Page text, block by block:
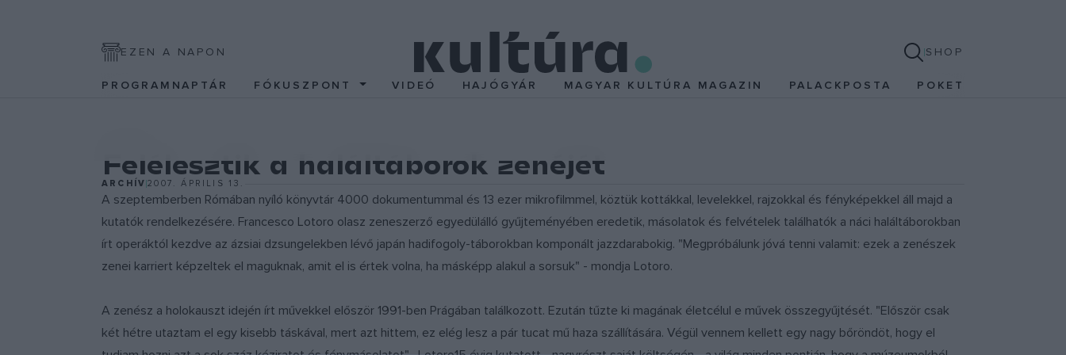
EZEN A NAPON SHOP
PROGRAMNAPTÁR FÓKUSZPONT VIDEÓ HAJÓGYÁR MAGYAR KULTÚRA MAGAZIN PALACKPOSTA POKET
Felélesztik a haláltáborok zenéjét
ARCHÍV2007. ÁPRILIS 13.
A szeptemberben Rómában nyíló könyvtár 4000 dokumentummal és 13 ezer mikrofilmmel, köztük kottákkal, levelekkel, rajzokkal és fényképekkel áll majd a
kutatók rendelkezésére. Francesco Lotoro olasz zeneszerző egyedülálló gyűjteményében eredetik, másolatok és felvételek találhatók a náci haláltáborokban
írt operáktól kezdve az ázsiai dzsungelekben lévő japán hadifogoly-táborokban komponált jazzdarabokig. "Megpróbálunk jóvá tenni valamit: ezek a zenészek
zenei karriert képzeltek el maguknak, amit el is értek volna, ha másképp alakul a sorsuk" - mondja Lotoro.
A zenész a holokauszt idején írt művekkel először 1991-ben Prágában találkozott. Ezután tűzte ki magának életcélul e művek összegyűjtését. "Először csak
két hétre utaztam el egy kisebb táskával, mert azt hittem, ez elég lesz a pár tucat mű haza szállítására. Végül vennem kellett egy nagy bőröndöt, hogy el